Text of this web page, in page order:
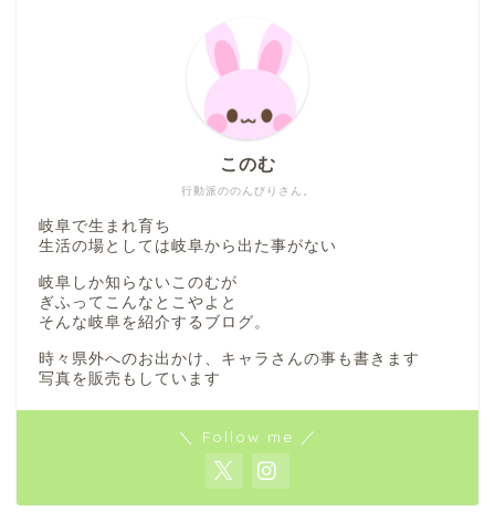
行動派ののんびりさん。
このむ
岐阜で生まれ育ち
生活の場としては岐阜から出た事がない
岐阜しか知らないこのむが
ぎふってこんなとこやよと
そんな岐阜を紹介するブログ。
時々県外へのお出かけ、キャラさんの事も書きます
写真を販売もしています
＼ Follow me ／